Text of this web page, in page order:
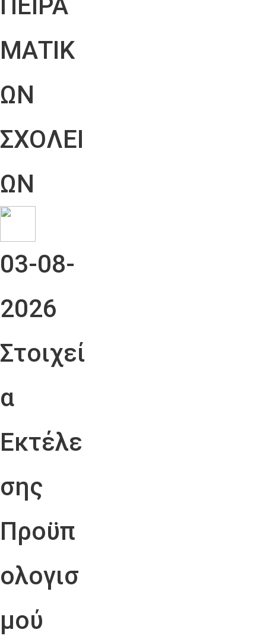
ΜΑΤΙΚ
ΩΝ
ΣΧΟΛΕΙ
ΩΝ
03-08-
2026
Στοιχεί
α
Εκτέλε
σης
Προϋπ
ολογισ
μού